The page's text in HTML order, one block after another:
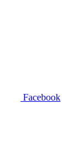
Facebook